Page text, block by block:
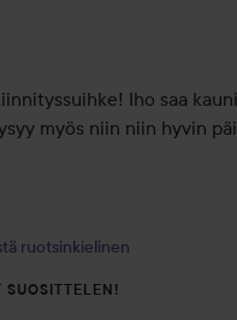
Iho saa
myös niin niin hyvin
ruotsinkielinen
SUOSITTELEN!